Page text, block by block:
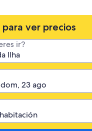
ver precios
ir?